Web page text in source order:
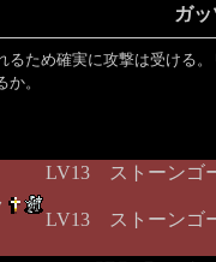
ガ
るため確実に攻撃は受ける。
。
LV13 ストーンゴ
LV13 ストーンゴ